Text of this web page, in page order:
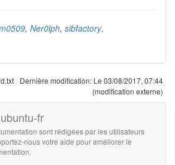
, Ner0lph, sibfactory.
Dernière modification: Le 03/08/2017, 07:44
(modification externe)
fr
sont rédigées par les utilisateurs
nous votre aide pour améliorer le